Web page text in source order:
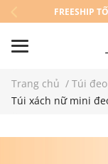
FREESHIP
Trang chủ / Túi
Túi xách nữ mini